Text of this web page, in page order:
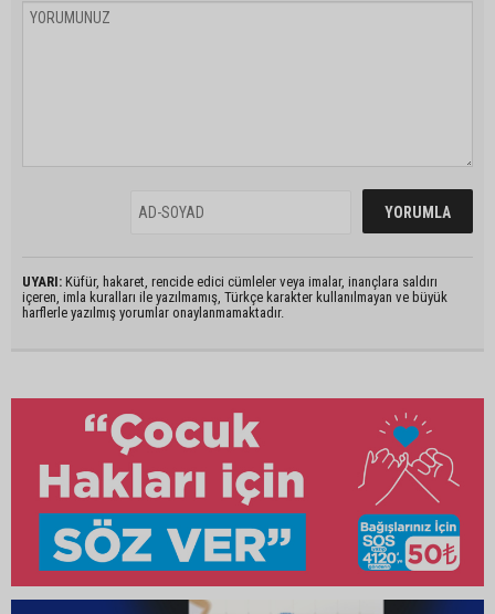
UYARI: Küfür, hakaret, rencide edici cümleler veya imalar, inançlara saldırı
içeren, imla kuralları ile yazılmamış, Türkçe karakter kullanılmayan ve büyük
harflerle yazılmış yorumlar onaylanmamaktadır.